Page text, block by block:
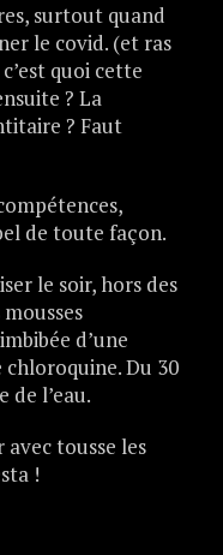
surtout quand
le covid. (et ras
quoi cette
? La
? Faut
de toute façon.
le soir, hors des
d’une
Du 30
de l’eau.
avec tousse les
!